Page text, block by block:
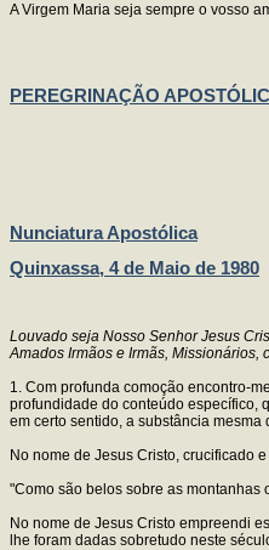
A Virgem Maria seja sempre o vosso
PEREGRINAÇÃO
Nunciatura Apostólica
Quinxassa, 4 de Maio de 1980
Louvado seja Nosso Senhor Jesus
Amados Irmãos e Irmãs, Missionários,
1. Com profunda comoção encontro-
profundidade do conteúdo específico,
em certo sentido, a substância
No nome de Jesus Cristo, crucificado
"Como são belos sobre as
No nome de Jesus Cristo empreendi
lhe foram dadas sobretudo neste